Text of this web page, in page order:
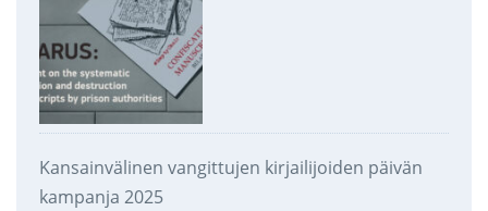
Kansainvälinen vangittujen kirjailijoiden päivän
kampanja 2025